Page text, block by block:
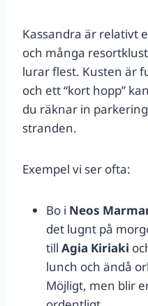
Kassandra är relativt
och många
lurar flest. Kusten är
och ett “kort hopp”
du räknar in
stranden.
Exempel vi ser ofta:
Bo i Neos
det lugnt på
till Agia Kiriaki
lunch och ändå
Möjligt, men blir